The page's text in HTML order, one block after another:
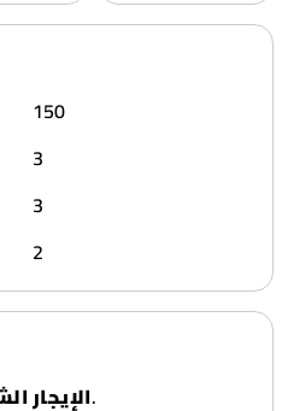
150
3
3
2
الإيجار550 دينار كويتي.